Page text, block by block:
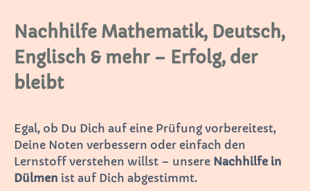
Nachhilfe Mathematik, Deutsch,
Englisch & mehr – Erfolg, der
bleibt
Egal, ob Du Dich auf eine Prüfung vorbereitest,
Deine Noten verbessern oder einfach den
Lernstoff verstehen willst – unsere Nachhilfe in
Dülmen ist auf Dich abgestimmt.